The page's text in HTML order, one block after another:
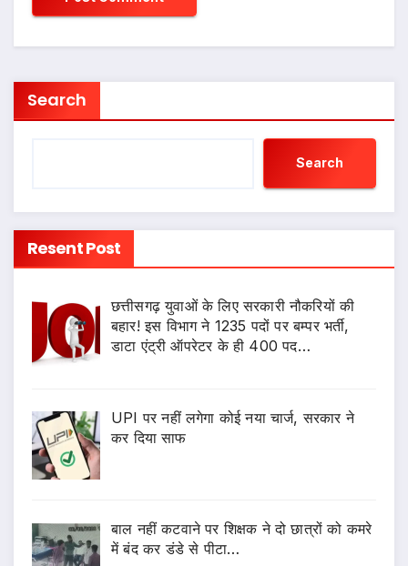
Search
Search
Resent Post
छत्तीसगढ़ युवाओं के लिए सरकारी नौकरियों की
बहार! इस विभाग ने 1235 पदों पर बम्पर भर्ती,
डाटा एंट्री ऑपरेटर के ही 400 पद…
UPI पर नहीं लगेगा कोई नया चार्ज, सरकार ने
कर दिया साफ
बाल नहीं कटवाने पर शिक्षक ने दो छात्रों को कमरे
में बंद कर डंडे से पीटा…